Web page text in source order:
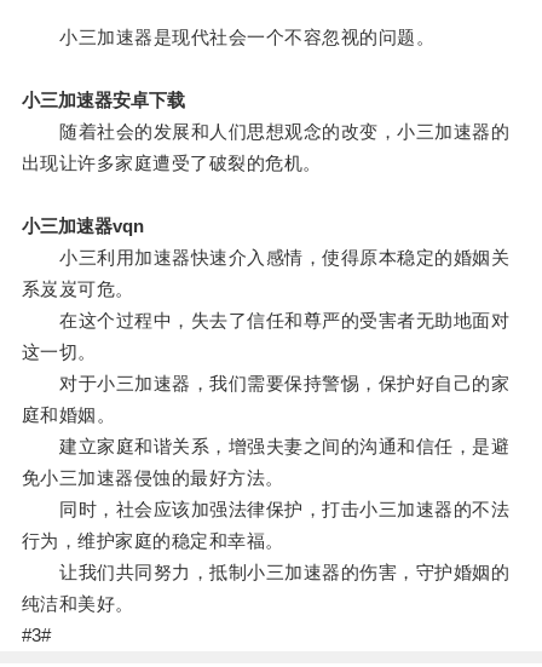
小三加速器是现代社会一个不容忽视的问题。
小三加速器安卓下载
随着社会的发展和人们思想观念的改变，小三加速器的
出现让许多家庭遭受了破裂的危机。
小三加速器vqn
小三利用加速器快速介入感情，使得原本稳定的婚姻关
系岌岌可危。
在这个过程中，失去了信任和尊严的受害者无助地面对
这一切。
对于小三加速器，我们需要保持警惕，保护好自己的家
庭和婚姻。
建立家庭和谐关系，增强夫妻之间的沟通和信任，是避
免小三加速器侵蚀的最好方法。
同时，社会应该加强法律保护，打击小三加速器的不法
行为，维护家庭的稳定和幸福。
让我们共同努力，抵制小三加速器的伤害，守护婚姻的
纯洁和美好。
#3#